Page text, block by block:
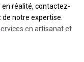
réalité, contactez-
notre expertise.
en artisanat et